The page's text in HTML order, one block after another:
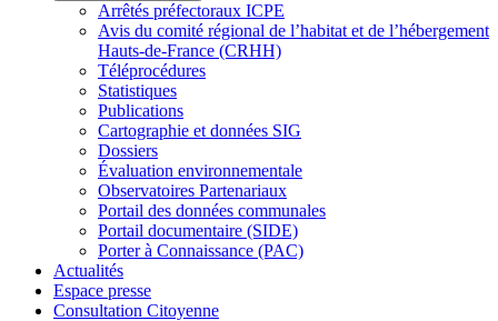
Arrêtés préfectoraux ICPE
Avis du comité régional de l’habitat et de l’hébergement
Hauts-de-France (CRHH)
Téléprocédures
Statistiques
Publications
Cartographie et données SIG
Dossiers
Évaluation environnementale
Observatoires Partenariaux
Portail des données communales
Portail documentaire (SIDE)
Porter à Connaissance (PAC)
Actualités
Espace presse
Consultation Citoyenne